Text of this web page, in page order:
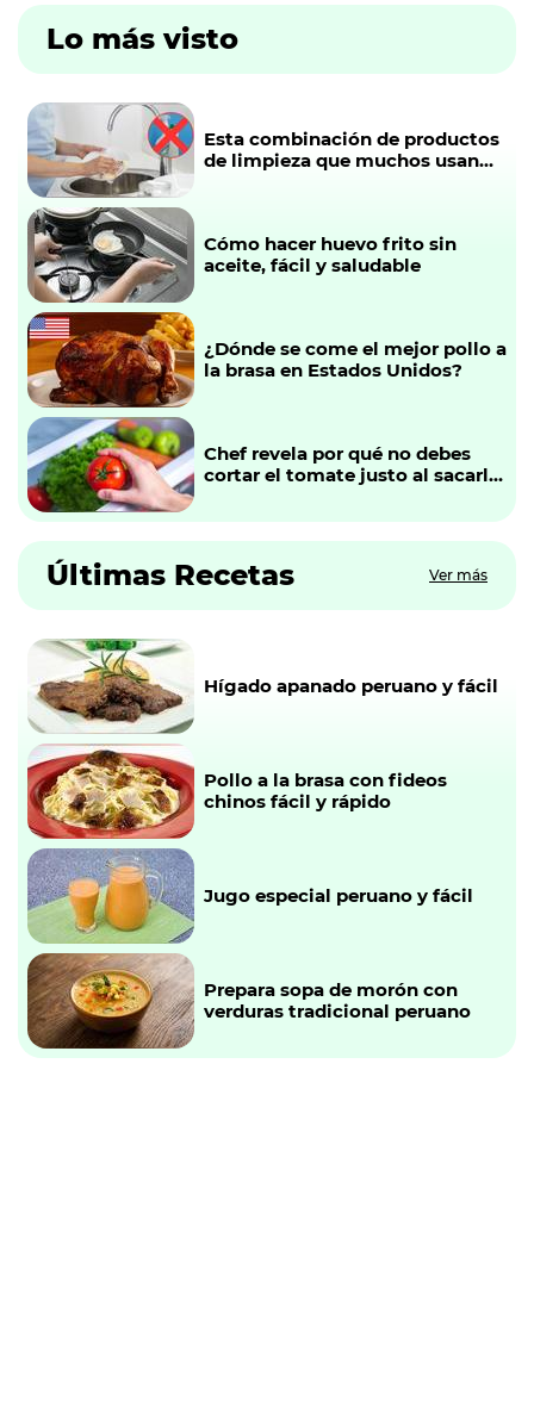
Lo más visto
Esta combinación de productos
de limpieza que muchos usan
Cómo hacer huevo frito sin
aceite, fácil y saludable
¿Dónde se come el mejor pollo a
la brasa en Estados Unidos?
Chef revela por qué no debes
cortar el tomate justo al sacarlo
el sabor a la basura"
Últimas Recetas Ver más
Hígado apanado peruano y fácil
Pollo a la brasa con fideos
chinos fácil y rápido
Jugo especial peruano y fácil
Prepara sopa de morón con
verduras tradicional peruano